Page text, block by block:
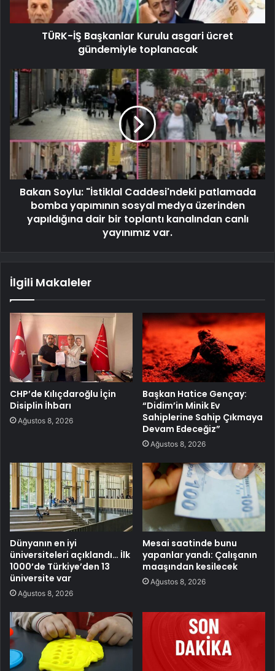
TÜRK-İŞ Başkanlar Kurulu asgari ücret
gündemiyle toplanacak
Bakan Soylu: "İstiklal Caddesi'ndeki patlamada
bomba yapımının sosyal medya üzerinden
yapıldığına dair bir toplantı kanalından canlı
yayınımız var.
İlgili Makaleler
CHP’de Kılıçdaroğlu İçin
Disiplin İhbarı
Ağustos 8, 2026
Başkan Hatice Gençay:
“Didim’in Minik Ev
Sahiplerine Sahip Çıkmaya
Devam Edeceğiz”
Ağustos 8, 2026
Dünyanın en iyi
üniversiteleri açıklandı… İlk
1000’de Türkiye’den 13
üniversite var
Ağustos 8, 2026
Mesai saatinde bunu
yapanlar yandı: Çalışanın
maaşından kesilecek
Ağustos 8, 2026